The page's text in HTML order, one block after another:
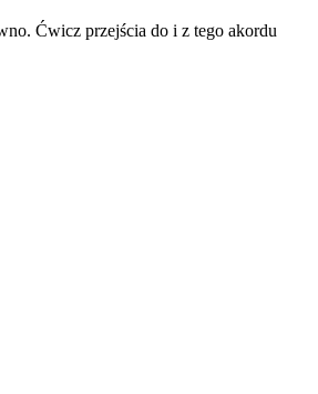
Ćwicz przejścia do i z tego akordu